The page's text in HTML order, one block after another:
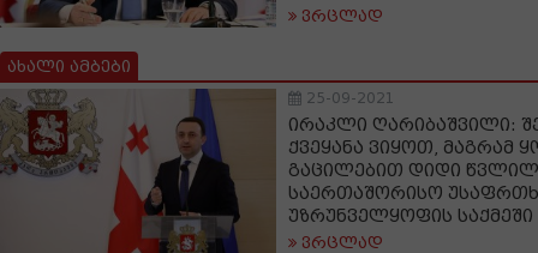
ვრცლად
ახალი ამბები
25-09-2021
ირაკლი ღარიბაშვილი:
ქვეყანა ვიყოთ, მაგრამ
გაცილებით დიდი
საერთაშორისო
უზრუნველყოფის საქმეში
ვრცლად